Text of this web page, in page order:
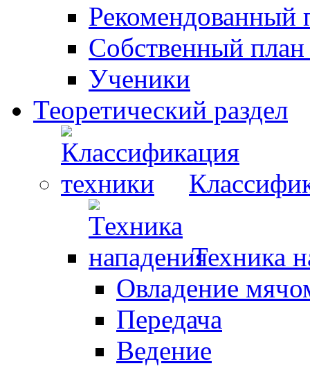
Рекомендованный
Собственный
Ученики
Теоретический раздел
Техника
Овладение
Передача
Ведение